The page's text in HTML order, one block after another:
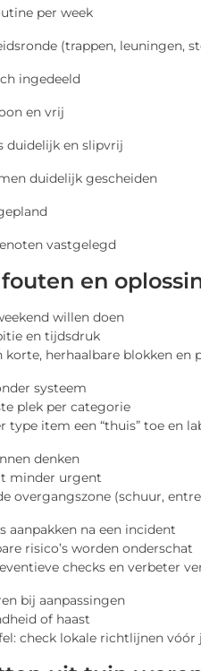
per week
(trappen, leuningen,
ingedeeld
en vrij
duidelijk en slipvrij
duidelijk gescheiden
vastgelegd
en
willen doen
en tijdsdruk
korte, herhaalbare blokken en
systeem
plek per categorie
type item een “thuis” toe en
denken
minder urgent
overgangszone (schuur,
aanpakken na een incident
risico’s worden onderschat
checks en verbeter
bij aanpassingen
of haast
check lokale richtlijnen vóór